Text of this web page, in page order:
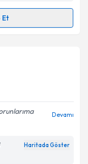
ilişkin
belirtilen
Et
takvimi talebi
almanız için bir
bilgilendireceğiz.
Aydınlatma
belirtilen
Devamı
Haritada Göster